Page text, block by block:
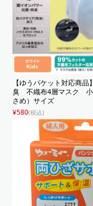
【ゆうパケット対応商
臭 不織布4層マスク 小
さめ）サイズ
¥580(税込)